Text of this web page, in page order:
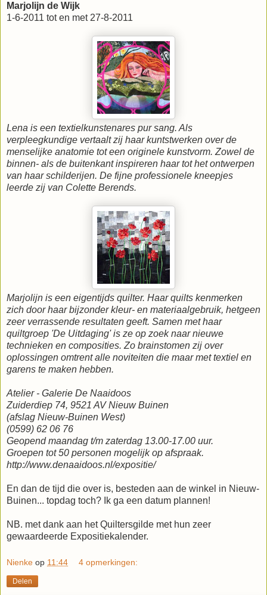
Marjolijn de Wijk
1-6-2011 tot en met 27-8-2011
Lena is een textielkunstenares pur sang. Als
verpleegkundige vertaalt zij haar kuntstwerken over de
menselijke anatomie tot een originele kunstvorm. Zowel de
binnen- als de buitenkant inspireren haar tot het ontwerpen
van haar schilderijen. De fijne professionele kneepjes
leerde zij van Colette Berends.
Marjolijn is een eigentijds quilter. Haar quilts kenmerken
zich door haar bijzonder kleur- en materiaalgebruik, hetgeen
zeer verrassende resultaten geeft. Samen met haar
quiltgroep 'De Uitdaging' is ze op zoek naar nieuwe
technieken en composities. Zo brainstomen zij over
oplossingen omtrent alle noviteiten die maar met textiel en
garens te maken hebben.
Atelier - Galerie De Naaidoos
Zuiderdiep 74, 9521 AV Nieuw Buinen
(afslag Nieuw-Buinen West)
(0599) 62 06 76
Geopend maandag t/m zaterdag 13.00-17.00 uur.
Groepen tot 50 personen mogelijk op afspraak.
http://www.denaaidoos.nl/expositie/
En dan de tijd die over is, besteden aan de winkel in Nieuw-
Buinen... topdag toch? Ik ga een datum plannen!
NB. met dank aan het Quiltersgilde met hun zeer
gewaardeerde Expositiekalender.
Nienke op 11:44 4 opmerkingen:
Delen